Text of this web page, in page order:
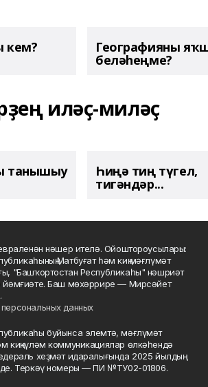
кем? Географияны
беләһеңме?
иләҫ-миләҫ
танышыу Һиңә тиң түгел,
тигәндәр...
нәшер ителә. Ойоштороусылары:
Матбуғат һәм киң мәғлүмәт
"Башҡортостан Республикаһы" нәшриәт
йәмғиәте. Баш мөхәррире — Мирсәйет
данных
буйынса элемтә, мәғлүмәт
киңкүләм коммуникациялар өлкәһендә
хеҙмәт идаралығында 2025 йылдың
Теркәү номеры — ПИ №ТУ02-01806.